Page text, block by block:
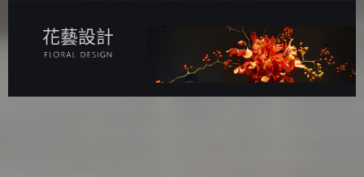
花藝設計